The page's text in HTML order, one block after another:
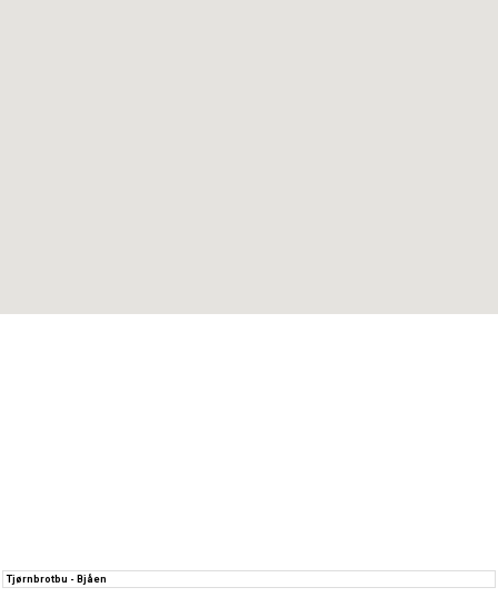
Tjørnbrotbu - Bjåen